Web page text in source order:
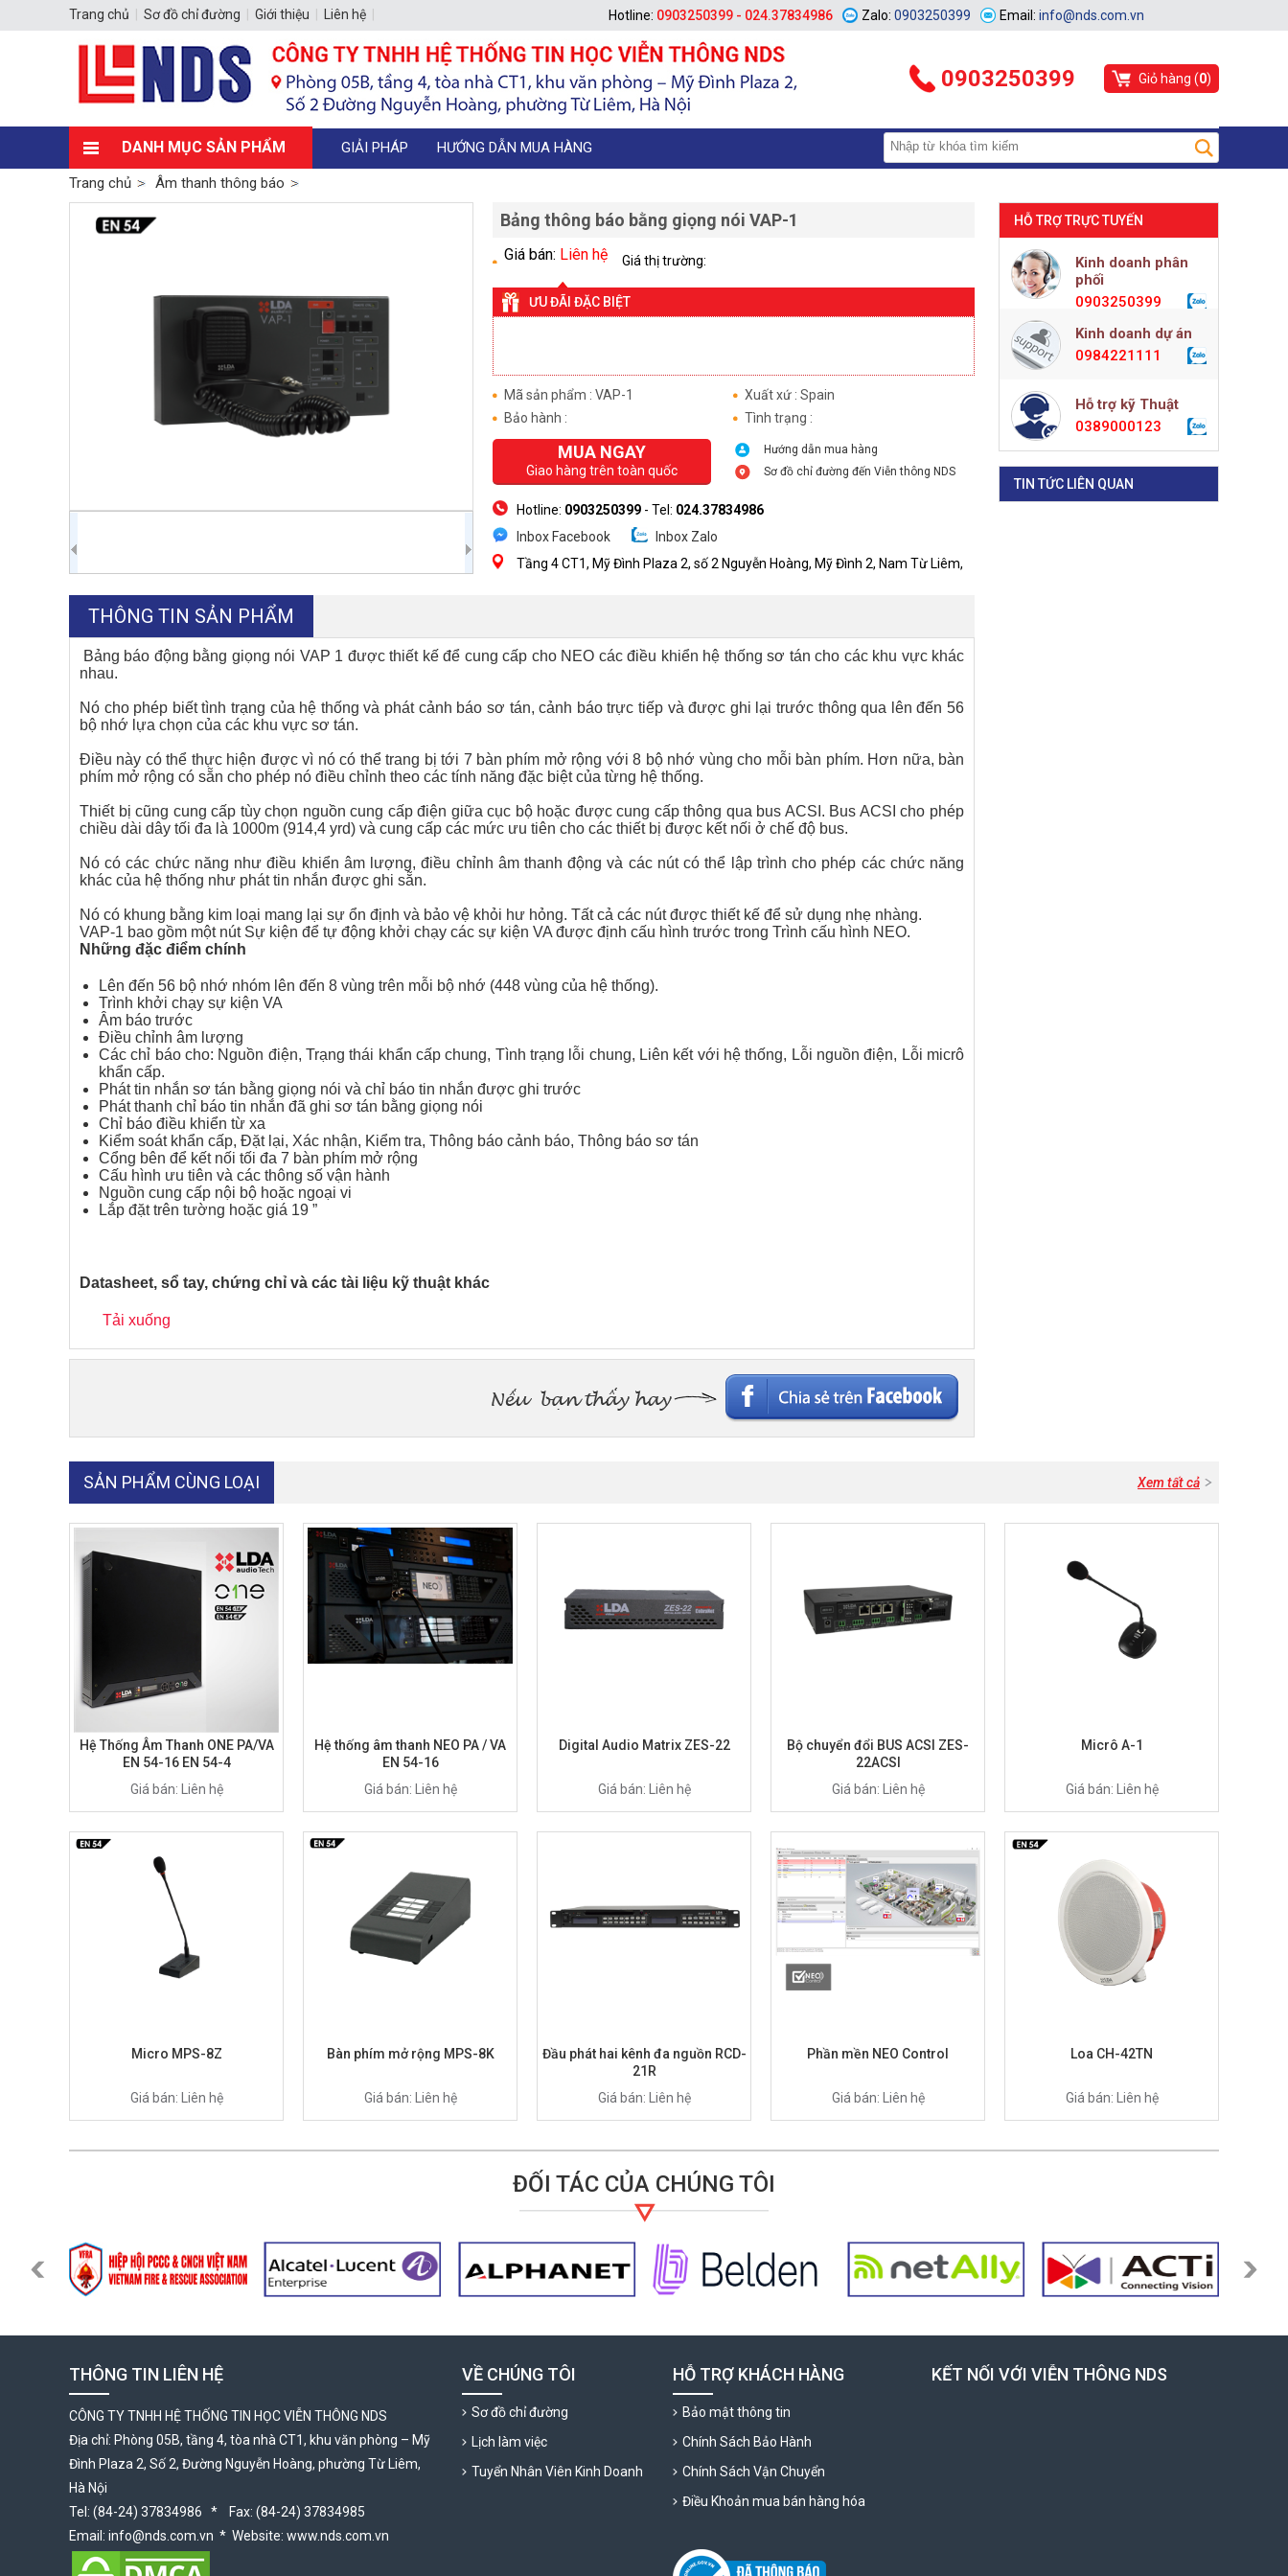
Giỏ hàng (0)
0903250399
DANH MỤC SẢN PHẨM GIẢI PHÁP HƯỚNG DẪN MUA HÀNG
Trang chủ Âm thanh thông báo
Bảng thông báo bằng giọng nói VAP-1
Giá bán: Liên hệ Giá thị trường:
ƯU ĐÃI ĐẶC BIỆT
Mã sản phẩm : VAP-1
Xuất xứ : Spain
Bảo hành :
Tình trạng :
Hướng dẫn mua hàng
Sơ đồ chỉ đường đến Viễn thông NDS
MUA NGAY
Giao hàng trên toàn quốc
Hotline: 0903250399 - Tel: 024.37834986
Inbox Facebook
Inbox Zalo
Tầng 4 CT1, Mỹ Đình Plaza 2, số 2 Nguyễn Hoàng, Mỹ Đình 2, Nam Từ Liêm,
THÔNG TIN SẢN PHẨM
Bảng báo động bằng giọng nói VAP 1 được thiết kế để cung cấp cho NEO các điều khiển hệ thống sơ tán cho các khu vực khác
nhau.
Nó cho phép biết tình trạng của hệ thống và phát cảnh báo sơ tán, cảnh báo trực tiếp và được ghi lại trước thông qua lên đến 56
bộ nhớ lựa chọn của các khu vực sơ tán.
Điều này có thể thực hiện được vì nó có thể trang bị tới 7 bàn phím mở rộng với 8 bộ nhớ vùng cho mỗi bàn phím. Hơn nữa, bàn
phím mở rộng có sẵn cho phép nó điều chỉnh theo các tính năng đặc biệt của từng hệ thống.
Thiết bị cũng cung cấp tùy chọn nguồn cung cấp điện giữa cục bộ hoặc được cung cấp thông qua bus ACSI. Bus ACSI cho phép
chiều dài dây tối đa là 1000m (914,4 yrd) và cung cấp các mức ưu tiên cho các thiết bị được kết nối ở chế độ bus.
Nó có các chức năng như điều khiển âm lượng, điều chỉnh âm thanh động và các nút có thể lập trình cho phép các chức năng
khác của hệ thống như phát tin nhắn được ghi sẵn.
Nó có khung bằng kim loại mang lại sự ổn định và bảo vệ khỏi hư hỏng. Tất cả các nút được thiết kế để sử dụng nhẹ nhàng.
VAP-1 bao gồm một nút Sự kiện để tự động khởi chạy các sự kiện VA được định cấu hình trước trong Trình cấu hình NEO.
Những đặc điểm chính
Lên đến 56 bộ nhớ nhóm lên đến 8 vùng trên mỗi bộ nhớ (448 vùng của hệ thống).
Trình khởi chạy sự kiện VA
Âm báo trước
Điều chỉnh âm lượng
Các chỉ báo cho: Nguồn điện, Trạng thái khẩn cấp chung, Tình trạng lỗi chung, Liên kết với hệ thống, Lỗi nguồn điện, Lỗi micrô
khẩn cấp.
Phát tin nhắn sơ tán bằng giọng nói và chỉ báo tin nhắn được ghi trước
Phát thanh chỉ báo tin nhắn đã ghi sơ tán bằng giọng nói
Chỉ báo điều khiển từ xa
Kiểm soát khẩn cấp, Đặt lại, Xác nhận, Kiểm tra, Thông báo cảnh báo, Thông báo sơ tán
Cổng bên để kết nối tối đa 7 bàn phím mở rộng
Cấu hình ưu tiên và các thông số vận hành
Nguồn cung cấp nội bộ hoặc ngoại vi
Lắp đặt trên tường hoặc giá 19 ”
Datasheet, sổ tay, chứng chỉ và các tài liệu kỹ thuật khác
Tải xuống
HỖ TRỢ TRỰC TUYẾN
Kinh doanh phân
phối
0903250399
Kinh doanh dự án
0984221111
Hỗ trợ kỹ Thuật
0389000123
TIN TỨC LIÊN QUAN
Xem tất cả
SẢN PHẨM CÙNG LOẠI
Hệ Thống Âm Thanh ONE PA/VA
EN 54-16 EN 54-4
Giá bán: Liên hệ
Hệ thống âm thanh NEO PA / VA
EN 54-16
Giá bán: Liên hệ
Digital Audio Matrix ZES-22
Giá bán: Liên hệ
Bộ chuyển đổi BUS ACSI ZES-
22ACSI
Giá bán: Liên hệ
Micrô A-1
Giá bán: Liên hệ
Micro MPS-8Z
Giá bán: Liên hệ
Bàn phím mở rộng MPS-8K
Giá bán: Liên hệ
Đầu phát hai kênh đa nguồn RCD-
21R
Giá bán: Liên hệ
Phần mền NEO Control
Giá bán: Liên hệ
Loa CH-42TN
Giá bán: Liên hệ
ĐỐI TÁC CỦA CHÚNG TÔI
KẾT NỐI VỚI VIỄN THÔNG NDS
THÔNG TIN LIÊN HỆ
CÔNG TY TNHH HỆ THỐNG TIN HỌC VIỄN THÔNG NDS
Địa chỉ: Phòng 05B, tầng 4, tòa nhà CT1, khu văn phòng – Mỹ
Đình Plaza 2, Số 2, Đường Nguyễn Hoàng, phường Từ Liêm,
Hà Nội
Tel: (84-24) 37834986 * Fax: (84-24) 37834985
Email: info@nds.com.vn * Website: www.nds.com.vn
VỀ CHÚNG TÔI
Sơ đồ chỉ đường
Lịch làm việc
Tuyển Nhân Viên Kinh Doanh
HỖ TRỢ KHÁCH HÀNG
Bảo mật thông tin
Chính Sách Bảo Hành
Chính Sách Vận Chuyển
Điều Khoản mua bán hàng hóa
Email: info@nds.com.vn
Zalo: 0903250399
Trang chủ Sơ đồ chỉ đường Giới thiệu Liên hệ Hotline: 0903250399 - 024.37834986